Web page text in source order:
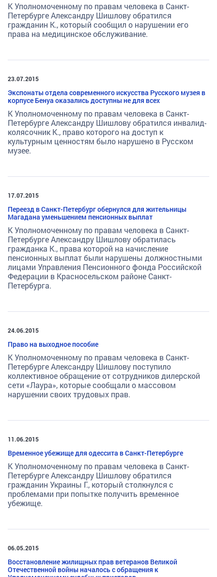
К Уполномоченному по правам человека в Санкт-
Петербурге Александру Шишлову обратился
гражданин К., который сообщил о нарушении его
права на медицинское обслуживание.
23.07.2015
Экспонаты отдела современного искусства Русского музея в
корпусе Бенуа оказались доступны не для всех
К Уполномоченному по правам человека в Санкт-
Петербурге Александру Шишлову обратился инвалид-
колясочник К., право которого на доступ к
культурным ценностям было нарушено в Русском
музее.
17.07.2015
Переезд в Санкт-Петербург обернулся для жительницы
Магадана уменьшением пенсионных выплат
К Уполномоченному по правам человека в Санкт-
Петербурге Александру Шишлову обратилась
гражданка К., права которой на начисление
пенсионных выплат были нарушены должностными
лицами Управления Пенсионного фонда Российской
Федерации в Красносельском районе Санкт-
Петербурга.
24.06.2015
Право на выходное пособие
К Уполномоченному по правам человека в Санкт-
Петербурге Александру Шишлову поступило
коллективное обращение от сотрудников дилерской
сети «Лаура», которые сообщали о массовом
нарушении своих трудовых прав.
11.06.2015
Временное убежище для одессита в Санкт-Петербурге
К Уполномоченному по правам человека в Санкт-
Петербурге Александру Шишлову обратился
гражданин Украины Г., который столкнулся с
проблемами при попытке получить временное
убежище.
06.05.2015
Восстановление жилищных прав ветеранов Великой
Отечественной войны началось с обращения к